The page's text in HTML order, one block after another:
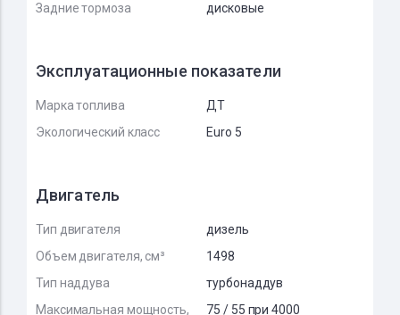
Задние тормоза
дисковые
Эксплуатационные показатели
Марка топлива
ДТ
Экологический класс
Euro 5
Двигатель
Тип двигателя
дизель
Объем двигателя, см³
1498
Тип наддува
турбонаддув
Максимальная мощность,
75 / 55 при 4000